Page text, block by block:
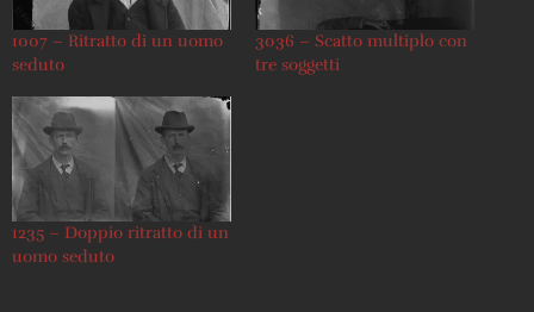
1007 – Ritratto di un uomo
seduto
3036 – Scatto multiplo con
tre soggetti
1235 – Doppio ritratto di un
uomo seduto